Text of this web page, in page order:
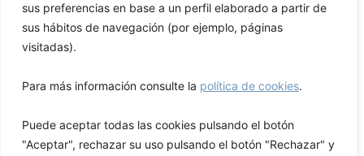
sus preferencias en base a un perfil elaborado a partir de
sus hábitos de navegación (por ejemplo, páginas
visitadas).
Para más información consulte la política de cookies.
Puede aceptar todas las cookies pulsando el botón
"Aceptar", rechazar su uso pulsando el botón "Rechazar" y